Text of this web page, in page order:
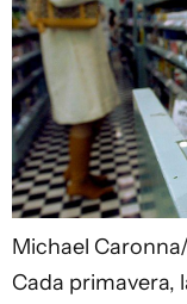
Michael
Cada primavera,